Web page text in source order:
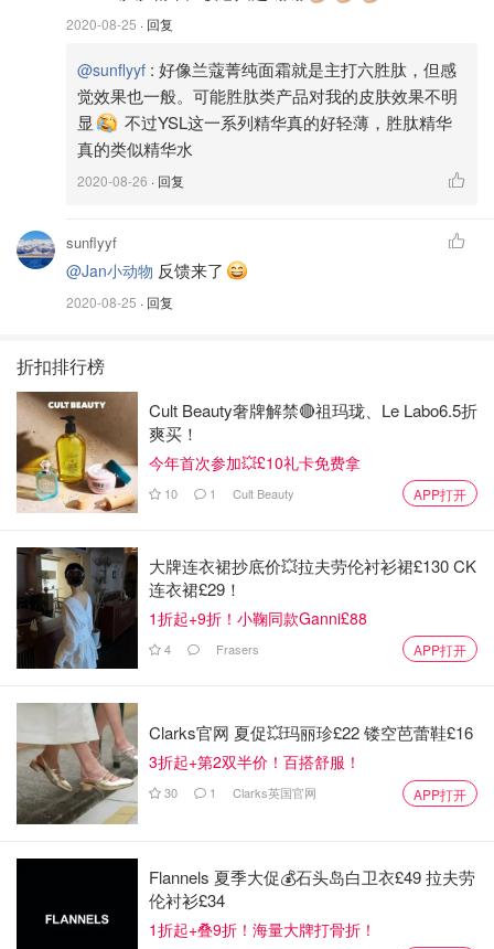
肤感：夏季混合皮，用起来无负担，后续叠加其他精华
短期效果：保湿、润肤。其他看不出来，依然脸色黯
黄，没有什么改善效果。
Y Shape Serum 胜肽精华
成分：仙人掌提取物 + 小分子活性肽。 依然没有很特
别的成分。
肤感：因为是浓稠精华水的质感，所以很轻薄，易吸
收。整体肤感不错。
短期效果：没什么感觉。
Lines Away Serum 玻尿酸精华
2020-08-25 · 回复
@sunflyyf : 好像兰蔻菁纯面霜就是主打六胜肽，但感
觉效果也一般。可能胜肽类产品对我的皮肤效果不明
显
不过YSL这一系列精华真的好轻薄，胜肽精华
真的类似精华水
2020-08-26 · 回复
sunflyyf
@Jan小动物 反馈来了
2020-08-25 · 回复
折扣排行榜
Cult Beauty奢牌解禁🔴祖玛珑、Le Labo6.5折
爽买！
今年首次参加💥£10礼卡免费拿
10 1 Cult Beauty APP打开
大牌连衣裙抄底价💥拉夫劳伦衬衫裙£130 CK
连衣裙£29！
1折起+9折！小鞠同款Ganni£88
4 Frasers APP打开
Clarks官网 夏促💥玛丽珍£22 镂空芭蕾鞋£16
3折起+第2双半价！百搭舒服！
30 1 Clarks英国官网 APP打开
Flannels 夏季大促💰石头岛白卫衣£49 拉夫劳
伦衬衫£34
1折起+叠9折！海量大牌打骨折！